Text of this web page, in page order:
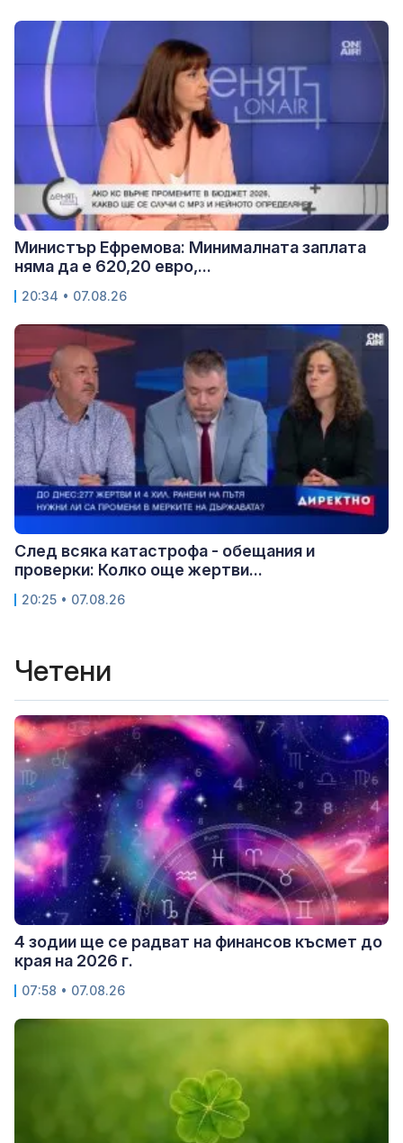
Министър Ефремова: Минималната заплата
няма да е 620,20 евро,...
20:34 • 07.08.26
След всяка катастрофа - обещания и
проверки: Колко още жертви...
20:25 • 07.08.26
Четени
4 зодии ще се радват на финансов късмет до
края на 2026 г.
07:58 • 07.08.26